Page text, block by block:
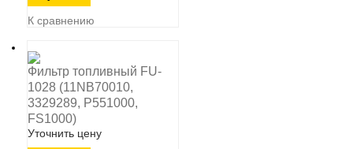
К сравнению
Фильтр топливный FU-
1028 (11NB70010,
3329289, P551000,
FS1000)
Уточнить цену